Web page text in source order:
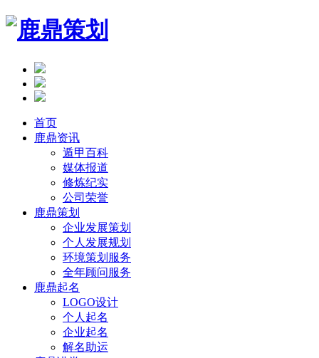
首页
鹿鼎资讯
遁甲百科
媒体报道
修炼纪实
公司荣誉
鹿鼎策划
企业发展策划
个人发展规划
环境策划服务
全年顾问服务
鹿鼎起名
LOGO设计
个人起名
企业起名
解名助运